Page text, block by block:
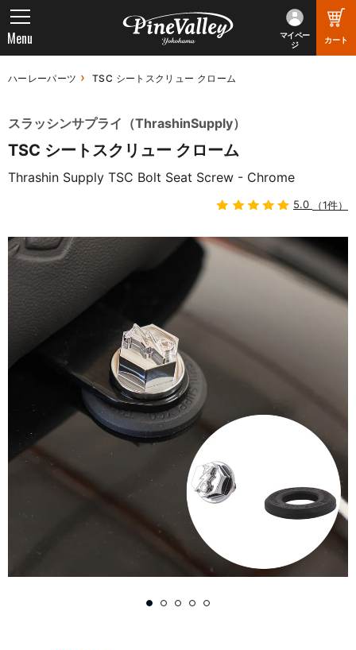
マイペー
ジ
カート
Menu
ハーレーパーツ TSC シートスクリュー クローム
スラッシンサプライ（ThrashinSupply）
TSC シートスクリュー クローム
Thrashin Supply TSC Bolt Seat Screw - Chrome
5.0 （1件）